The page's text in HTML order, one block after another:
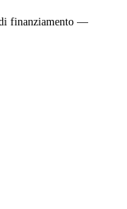
di finanziamento —